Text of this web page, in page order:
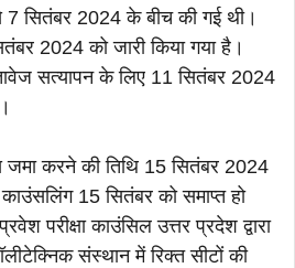
7 सितंबर 2024 के बीच की गई थी।
2024 को जारी किया गया है।
सत्यापन के लिए 11 सितंबर 2024
करने की तिथि 15 सितंबर 2024
15 सितंबर को समाप्त हो
परीक्षा काउंसिल उत्तर प्रदेश द्वारा
संस्थान में रिक्त सीटों की